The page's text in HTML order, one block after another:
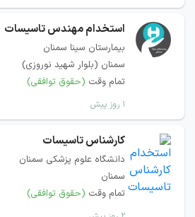
استخدام مهندس تاسیسات
بیمارستان سینا سمنان
سمنان (بلوار شهید نوروزی)
تمام وقت (حقوق توافقی)
۱ روز پیش
کارشناس تاسیسات
دانشگاه علوم پزشکی سمنان
سمنان
تمام وقت (حقوق توافقی)